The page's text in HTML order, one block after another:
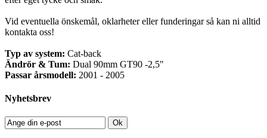
Vid eventuella önskemål, oklarheter eller funderingar så kan ni alltid
kontakta oss!
Typ av system: Cat-back
Ändrör & Tum: Dual 90mm GT90 -2,5"
Passar årsmodell: 2001 - 2005
Nyhetsbrev
Ok